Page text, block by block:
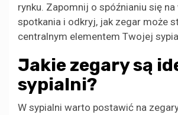
rynku. Zapomnij o spóźnianiu się na
spotkania i odkryj, jak zegar może
centralnym elementem Twojej
Jakie zegary są
sypialni?
W sypialni warto postawić na